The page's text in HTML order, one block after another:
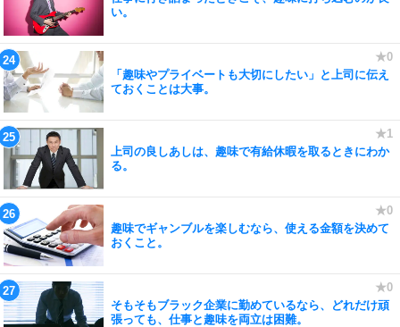
い。
「趣味やプライベートも大切にしたい」と上司に伝え
ておくことは大事。
上司の良しあしは、趣味で有給休暇を取るときにわか
る。
趣味でギャンブルを楽しむなら、使える金額を決めて
おくこと。
そもそもブラック企業に勤めているなら、どれだけ頑
張っても、仕事と趣味を両立は困難。